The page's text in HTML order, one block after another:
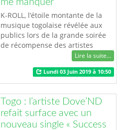
K-ROLL, l’étoile montante de la
musique togolaise révélée aux
publics lors de la grande soirée
de récompense des artistes
togolais où elle recevait le prix
surprendre le monde musical en
confirmant de jours en jours son
talent. Depuis le 1er juin dernier,
K-ROLL revient avec un nouveau
single titré Tu vas me manquer…
Lire la suite...
Lundi 03 Juin 2019 à 10:50
Togo : l’artiste Dove’ND
refait surface avec un
nouveau single « Success